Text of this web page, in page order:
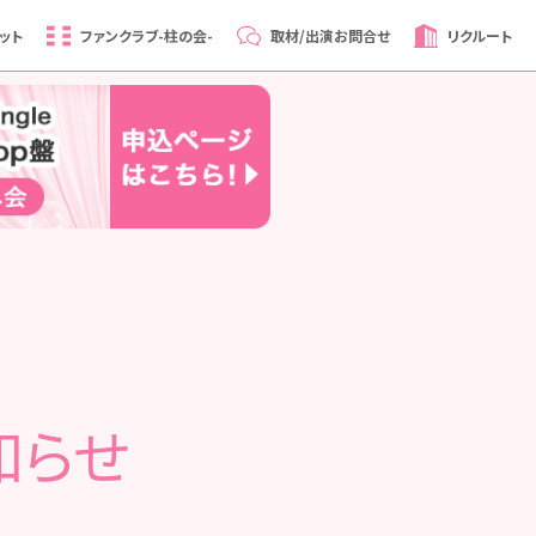
ト ファンクラブ-柱の会- 取材/出演お問合せ リクルート
せ